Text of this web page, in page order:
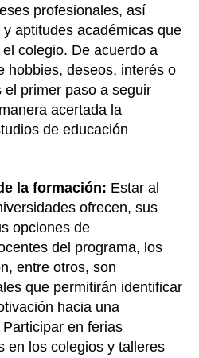
profesionales, así
aptitudes académicas que
colegio. De acuerdo a
hobbies, deseos, interés o
el primer paso a seguir
acertada la
de educación
la formación: Estar al
ofrecen, sus
opciones de
del programa, los
entre otros, son
que permitirán identificar
hacia una
en ferias
en los colegios y talleres